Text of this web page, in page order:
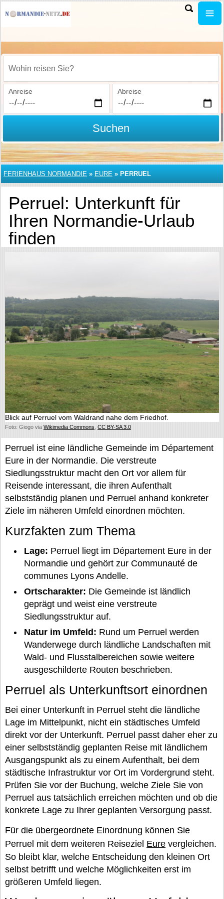
Wohin reisen Sie?
Anreise Abreise
Suchen
FERIENHAUS NORMANDIE » EURE » PERRUEL
Perruel: Unterkunft für
Ihren Normandie-Urlaub
finden
Blick auf Perruel vom Waldrand nahe dem Friedhof.
Foto: Giogo via Wikimedia Commons CC BY-SA 3.0
Perruel ist eine ländliche Gemeinde im Département
Eure in der Normandie. Die verstreute
Siedlungsstruktur macht den Ort vor allem für
Reisende interessant, die ihren Aufenthalt
selbstständig planen und Perruel anhand konkreter
Ziele im näheren Umfeld einordnen möchten.
Kurzfakten zum Thema
Lage: Perruel liegt im Département Eure in der
Normandie und gehört zur Communauté de
communes Lyons Andelle.
Ortscharakter: Die Gemeinde ist ländlich
geprägt und weist eine verstreute
Siedlungsstruktur auf.
Natur im Umfeld: Rund um Perruel werden
Wanderwege durch ländliche Landschaften mit
Wald- und Flusstalbereichen sowie weitere
ausgeschilderte Routen beschrieben.
Perruel als Unterkunftsort einordnen
Bei einer Unterkunft in Perruel steht die ländliche
Lage im Mittelpunkt, nicht ein städtisches Umfeld
direkt vor der Unterkunft. Perruel passt daher eher zu
einer selbstständig geplanten Reise mit ländlichem
Ausgangspunkt als zu einem Aufenthalt, bei dem
städtische Infrastruktur vor Ort im Vordergrund steht.
Prüfen Sie vor der Buchung, welche Ziele Sie von
Perruel aus tatsächlich erreichen möchten und ob die
konkrete Lage zu Ihrer geplanten Versorgung passt.
Für die übergeordnete Einordnung können Sie
Perruel mit dem weiteren Reiseziel Eure vergleichen.
So bleibt klar, welche Entscheidung den kleinen Ort
selbst betrifft und welche Möglichkeiten erst im
größeren Umfeld liegen.